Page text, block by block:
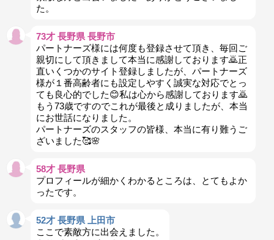
た。
73才 長野県 長野市
パートナーズ様には何度も登録させて頂き、毎回ご
親切にして頂きまして本当に感謝しております🙇正
直いくつかのサイト登録しましたが、パートナーズ
様が１番高齢者にも設定しやすく誠実な対応でとっ
ても良心的でした😊私は心から感謝しております🙇
もう73歳ですのでこれが最後と成りましたが、本当
にお世話になりました。
パートナーズのスタッフの皆様、本当に有り難うご
ざいました🥰🌸
58才 長野県
プロフィールが細かくわかるところは、とてもよか
ったです。
52才 長野県 上田市
ここで素敵方に出会えました。